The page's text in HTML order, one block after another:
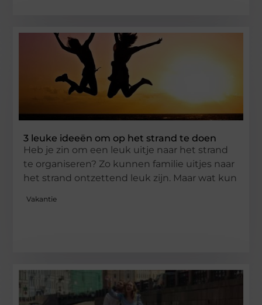
3 leuke ideeën om op het strand te doen
Heb je zin om een leuk uitje naar het strand
te organiseren? Zo kunnen familie uitjes naar
het strand ontzettend leuk zijn. Maar wat kun
Vakantie